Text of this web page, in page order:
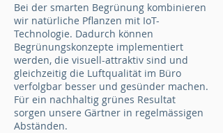
Bei der smarten Begrünung kombinieren
wir natürliche Pflanzen mit IoT-
Technologie. Dadurch können
Begrünungskonzepte implementiert
werden, die visuell-attraktiv sind und
gleichzeitig die Luftqualität im Büro
verfolgbar besser und gesünder machen.
Für ein nachhaltig grünes Resultat
sorgen unsere Gärtner in regelmässigen
Abständen.